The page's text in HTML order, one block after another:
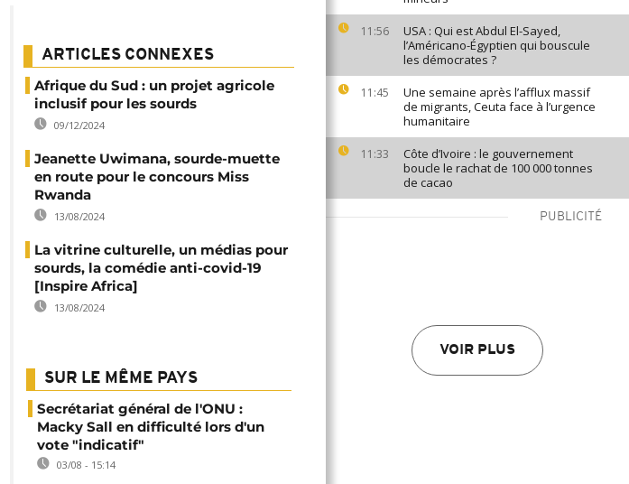
11:56
USA : Qui est Abdul El-Sayed,
l’Américano-Égyptien qui bouscule
les démocrates ?
11:45
Une semaine après l’afflux massif
de migrants, Ceuta face à l’urgence
humanitaire
11:33
Côte d’Ivoire : le gouvernement
boucle le rachat de 100 000 tonnes
de cacao
PUBLICITÉ
VOIR PLUS
ARTICLES CONNEXES
Afrique du Sud : un projet agricole
inclusif pour les sourds
09/12/2024
Jeanette Uwimana, sourde-muette
en route pour le concours Miss
Rwanda
13/08/2024
La vitrine culturelle, un médias pour
sourds, la comédie anti-covid-19
[Inspire Africa]
13/08/2024
SUR LE MÊME PAYS
Secrétariat général de l'ONU :
Macky Sall en difficulté lors d'un
vote "indicatif"
03/08 - 15:14